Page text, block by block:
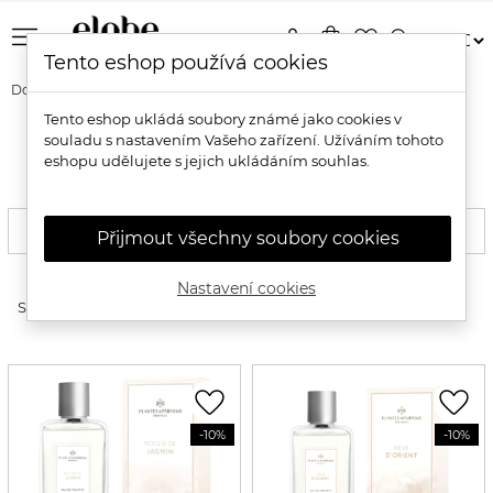
menu shopping_bagfavorite_bordersearch
person
Domů Vůně Dámské vůně Dámské toaletní vody (EDT)
Přírodní dámské toaletní vody
FILTROVAT
Seřadit produkty
-10%
favorite_border
-10%
favorite_border
Tento eshop používá cookies
Tento eshop ukládá soubory známé jako cookies v
souladu s nastavením Vašeho zařízení. Užíváním tohoto
eshopu udělujete s jejich ukládáním souhlas.
Přijmout všechny soubory cookies
Nastavení cookies